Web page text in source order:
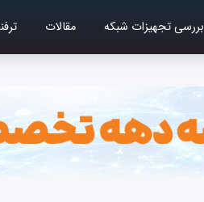
بررسی تجهیزات شبکه مقالات